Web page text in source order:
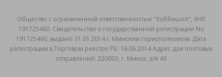
Общеcтво с ограниченной ответственностью "Хоббишоп", УНП
191725460. Свидетельство о государственной регистрации No
191725460, выдано 31.01.2014 г. Минским горисполкомом. Дата
регистрации в Торговом реестре РБ: 16.06.2014 Адрес для почтовых
отправлений: 220003, г. Минск, а/я 49